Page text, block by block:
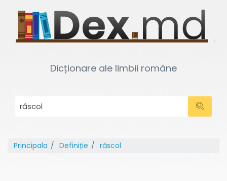
Dicționare ale limbii române
Principala Definiție răscol